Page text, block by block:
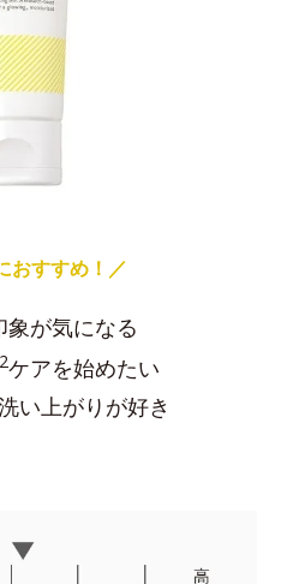
おすすめ！／
が気になる
2ケアを始めたい
い上がりが好き